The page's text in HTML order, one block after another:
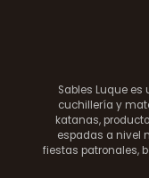
Sables Luque
cuchillería y
katanas,
espadas a nivel
fiestas patronales,